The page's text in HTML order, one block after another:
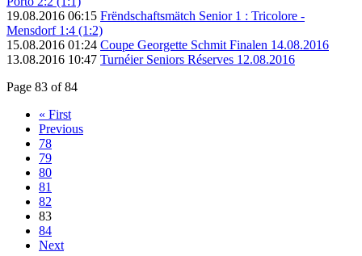
19.08.2016 06:15 Frëndschaftsmätch Senior 1 : Tricolore -
Mensdorf 1:4 (1:2)
15.08.2016 01:24 Coupe Georgette Schmit Finalen 14.08.2016
13.08.2016 10:47 Turnéier Seniors Réserves 12.08.2016
Page 83 of 84
« First
Previous
78
79
80
81
82
83
84
Next